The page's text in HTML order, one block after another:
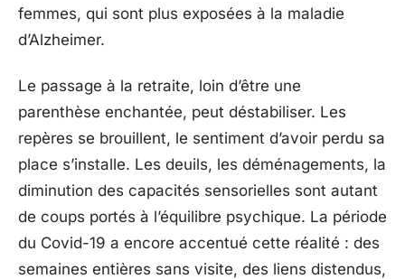
femmes, qui sont plus exposées à la maladie
d’Alzheimer.
Le passage à la retraite, loin d’être une
parenthèse enchantée, peut déstabiliser. Les
repères se brouillent, le sentiment d’avoir perdu sa
place s’installe. Les deuils, les déménagements, la
diminution des capacités sensorielles sont autant
de coups portés à l’équilibre psychique. La période
du Covid-19 a encore accentué cette réalité : des
semaines entières sans visite, des liens distendus,